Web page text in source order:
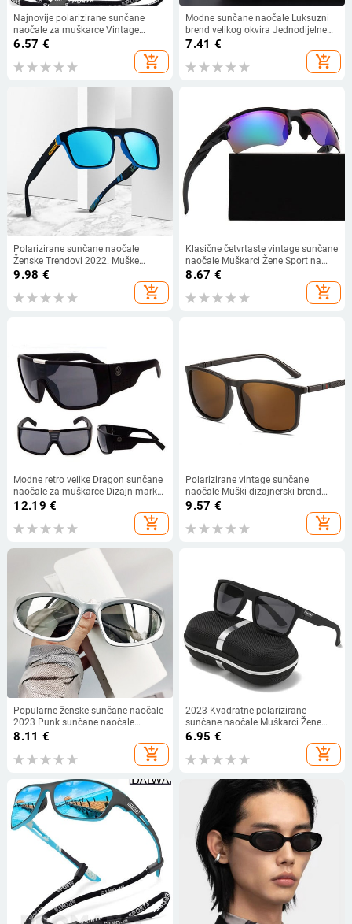
Najnovije polarizirane sunčane
naočale za muškarce Vintage
dizajnerske pješčane naočale
otporne na vjetar Ženske sunčane
naočale za vožnju Luksuzne Gafas
6.57 €
add_shopping_cart
Modne sunčane naočale Luksuzni
brend velikog okvira Jednodijelne
sunčane naočale Muške i ženske
Klasične sportske naočale za
vožnju na otvorenom Uv400
7.41 €
add_shopping_cart
Polarizirane sunčane naočale
Ženske Trendovi 2022. Muške
sjenila za vožnju Muške sunčane
naočale za retro Jeftine luksuzne
marke Dizajner Gafas De sol
9.98 €
add_shopping_cart
Klasične četvrtaste vintage sunčane
naočale Muškarci Žene Sport na
otvorenom Plaža Surfanje Šarene
nijanse Sunčane naočale UV400
Zaštitne naočale Veleprodaja
8.67 €
add_shopping_cart
Modne retro velike Dragon sunčane
naočale za muškarce Dizajn marke
Muški sportovi na otvorenom Ljetna
putovanja Velike sunčane naočale
Sjenila naočala
12.19 €
add_shopping_cart
Polarizirane vintage sunčane
naočale Muški dizajnerski brend
Klasične četvrtaste sunčane
naočale Muške modne sjenila
Mirror Gafas De Sol Hombre
9.57 €
add_shopping_cart
Popularne ženske sunčane naočale
2023 Punk sunčane naočale
Unikatne sportske sunčane naočale
muške UV400 sjenila za naočale
Ogledalo Šarene Y2k naočale
8.11 €
add_shopping_cart
2023 Kvadratne polarizirane
sunčane naočale Muškarci Žene
Klasični sportovi Ribolov na
otvorenom Putovanja Šarene
sunčane naočale UV400 Zaštitne
6.95 €
add_shopping_cart